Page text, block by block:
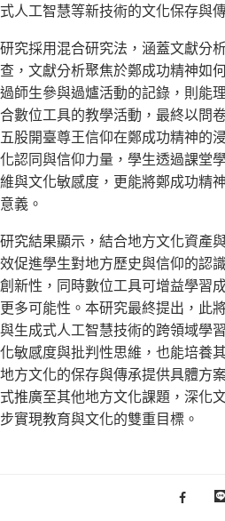
式人工智慧等新技術的文化保存與
研究採用混合研究法，涵蓋文獻分
查，文獻分析聚焦於鄭成功精神如
過師生參與過爐活動的記錄，則能
合數位工具的教學活動，最終以問
五股開臺尊王信仰在鄭成功精神的
化認同與信仰力量，學生透過課堂
維與文化敏感度，更能將鄭成功精
意義。
研究結果顯示，結合地方文化資產
效促進學生對地方歷史與信仰的認
創新性，同時數位工具可增益學習
更多可能性。本研究最終提出，此
與生成式人工智慧技術的跨領域學
化敏感度與批判性思維，也能培養
地方文化的保存與傳承提供具體方
式推廣至其他地方文化課題，深化
步實現教育與文化的雙重目標。